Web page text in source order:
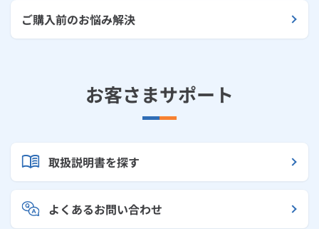
ご購入前のお悩み解決
お客さまサポート
取扱説明書を探す
よくあるお問い合わせ